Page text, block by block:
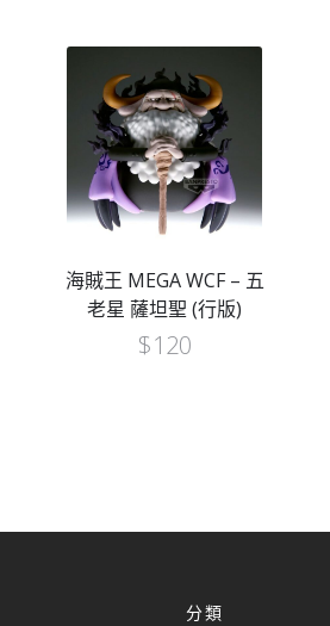
海賊王 MEGA WCF – 五
老星 薩坦聖 (行版)
$120
分類